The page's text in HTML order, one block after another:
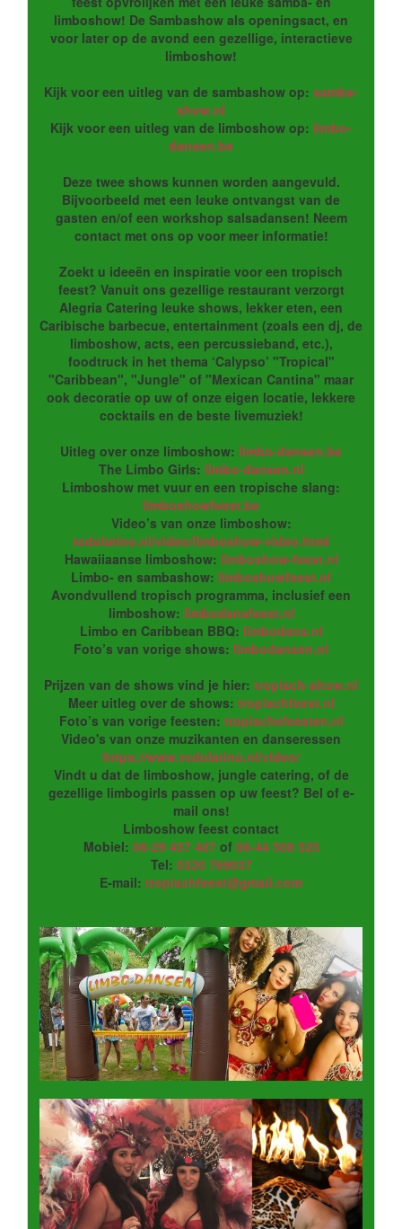
limboshow! De Sambashow als openingsact, en
voor later op de avond een gezellige, interactieve
limboshow!
Kijk voor een uitleg van de sambashow op: samba-
show.nl
Kijk voor een uitleg van de limboshow op: limbo-
dansen.be
Deze twee shows kunnen worden aangevuld.
Bijvoorbeeld met een leuke ontvangst van de
gasten en/of een workshop salsadansen! Neem
contact met ons op voor meer informatie!
Zoekt u ideeën en inspiratie voor een tropisch
feest? Vanuit ons gezellige restaurant verzorgt
Alegria Catering leuke shows, lekker eten, een
Caribische barbecue, entertainment (zoals een dj, de
limboshow, acts, een percussieband, etc.),
foodtruck in het thema ‘Calypso’ "Tropical"
"Caribbean", "Jungle" of "Mexican Cantina" maar
ook decoratie op uw of onze eigen locatie, lekkere
cocktails en de beste livemuziek!
Uitleg over onze limboshow: limbo-dansen.be
The Limbo Girls: limbo-dansen.nl
Limboshow met vuur en een tropische slang:
limboshowfeest.be
Video’s van onze limboshow:
todolatino.nl/video/limboshow-video.html
Hawaiiaanse limboshow: limboshow-feest.nl
Limbo- en sambashow: limboshowfeest.nl
Avondvullend tropisch programma, inclusief een
limboshow: limbodansfeest.nl
Limbo en Caribbean BBQ: limbodans.nl
Foto’s van vorige shows: limbodansen.nl
Prijzen van de shows vind je hier: tropisch-show.nl
Meer uitleg over de shows: tropischfeest.nl
Foto’s van vorige feesten: tropischefeesten.nl
Video's van onze muzikanten en danseressen
https://www.todolatino.nl/video/
Vindt u dat de limboshow, jungle catering, of de
gezellige limbogirls passen op uw feest? Bel of e-
mail ons!
Limboshow feest contact
Mobiel: 06-29 457 407of 06-44 508 525
Tel: 0320 769037
E-mail: tropischfeest@gmail.com